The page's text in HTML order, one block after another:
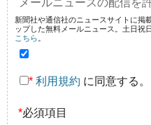
新聞社や通信社のニュースサイトに掲
ップした無料メールニュース。土日祝
こちら
* 利用規約 に同意する。
*必須項目